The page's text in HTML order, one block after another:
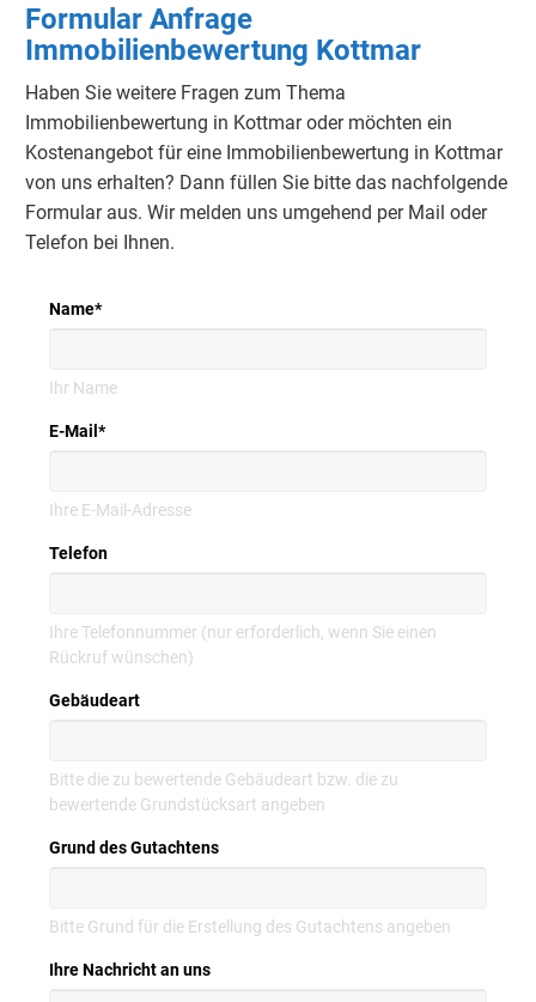
Formular Anfrage
Immobilienbewertung Kottmar
Haben Sie weitere Fragen zum Thema
Immobilienbewertung in Kottmar oder möchten ein
Kostenangebot für eine Immobilienbewertung in Kottmar
von uns erhalten? Dann füllen Sie bitte das nachfolgende
Formular aus. Wir melden uns umgehend per Mail oder
Telefon bei Ihnen.
Name*
Ihr Name
E-Mail *
Ihre E-Mail-Adresse
Telefon
Ihre Telefonnummer (nur erforderlich, wenn Sie einen
Rückruf wünschen)
Gebäudeart
Bitte die zu bewertende Gebäudeart bzw. die zu
bewertende Grundstücksart angeben
Grund des Gutachtens
Bitte Grund für die Erstellung des Gutachtens angeben
Ihre Nachricht an uns